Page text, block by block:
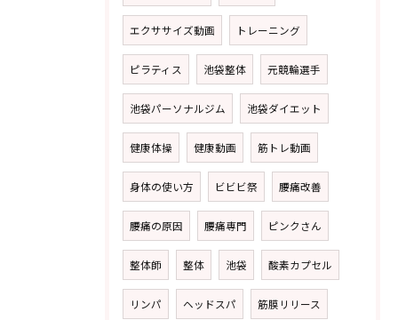
エクササイズ動画 トレーニング
ピラティス 池袋整体 元競輪選手
池袋パーソナルジム 池袋ダイエット
健康体操 健康動画 筋トレ動画
身体の使い方 ビビビ祭 腰痛改善
腰痛の原因 腰痛専門 ピンクさん
整体師 整体 池袋 酸素カプセル
リンパ ヘッドスパ 筋膜リリース